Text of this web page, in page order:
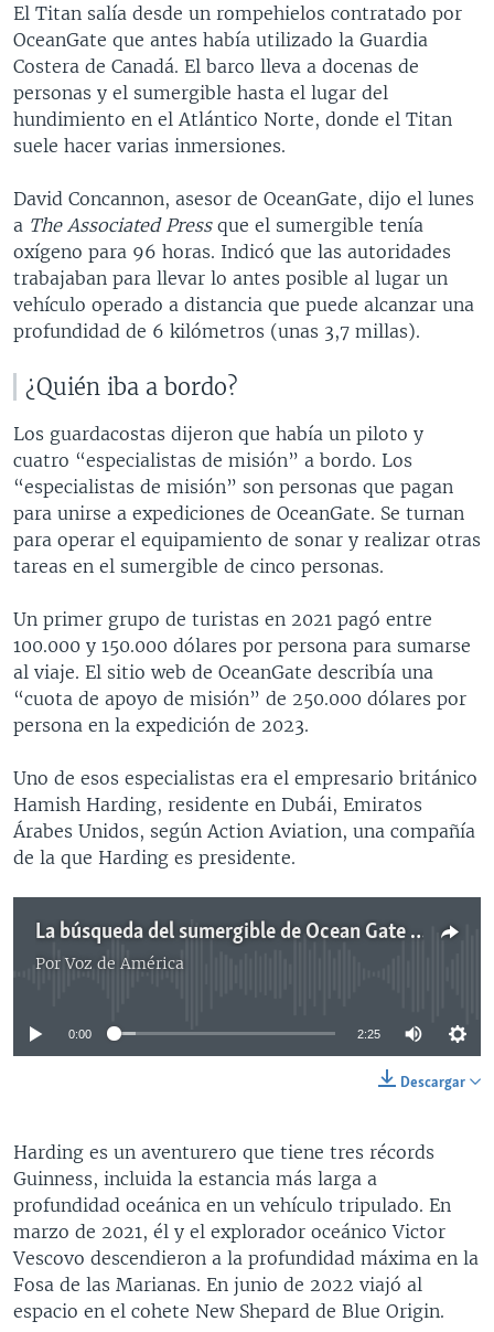
El Titan salía desde un rompehielos contratado por
OceanGate que antes había utilizado la Guardia
Costera de Canadá. El barco lleva a docenas de
personas y el sumergible hasta el lugar del
hundimiento en el Atlántico Norte, donde el Titan
suele hacer varias inmersiones.
David Concannon, asesor de OceanGate, dijo el lunes
a The Associated Pressque el sumergible tenía
oxígeno para 96 horas. Indicó que las autoridades
trabajaban para llevar lo antes posible al lugar un
vehículo operado a distancia que puede alcanzar una
profundidad de 6 kilómetros (unas 3,7 millas).
¿Quién iba a bordo?
Los guardacostas dijeron que había un piloto y
cuatro “especialistas de misión” a bordo. Los
“especialistas de misión” son personas que pagan
para unirse a expediciones de OceanGate. Se turnan
para operar el equipamiento de sonar y realizar otras
tareas en el sumergible de cinco personas.
Un primer grupo de turistas en 2021 pagó entre
100.000 y 150.000 dólares por persona para sumarse
al viaje. El sitio web de OceanGate describía una
“cuota de apoyo de misión” de 250.000 dólares por
persona en la expedición de 2023.
Uno de esos especialistas era el empresario británico
Hamish Harding, residente en Dubái, Emiratos
Árabes Unidos, según Action Aviation, una compañía
de la que Harding es presidente.
La búsqueda del sumergible de Ocean Gate continúa contra el reloj mientras crece la preocupación por la reserva de oxígeno
PorVoz de América
No media source currently available
0:00 2:25
Descargar
Harding es un aventurero que tiene tres récords
Guinness, incluida la estancia más larga a
profundidad oceánica en un vehículo tripulado. En
marzo de 2021, él y el explorador oceánico Victor
Vescovo descendieron a la profundidad máxima en la
Fosa de las Marianas. En junio de 2022 viajó al
espacio en el cohete New Shepard de Blue Origin.